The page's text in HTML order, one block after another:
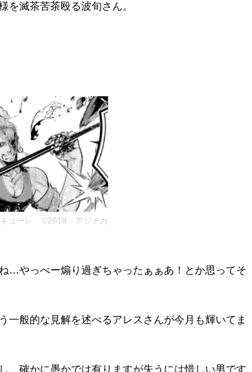
を滅茶苦茶殴る波旬さん。
キューレ ©2018 アジチカ
…やっべー煽り過ぎちゃったぁぁあ！とか思ってそ
般的な見解を述べるアレスさんが今月も輝いてま
確かに愚かでは有りますが失うには惜しい男です